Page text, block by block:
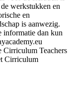
werkstukken en
en
is aanwezig.
informatie dan kun
Cirriculum Teachers
Cirriculum